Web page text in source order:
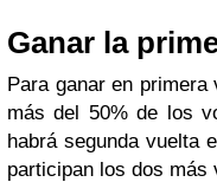
Ganar la
Para ganar en primera
más del 50% de los
habrá segunda vuelta
participan los dos más